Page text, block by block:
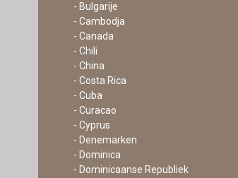
- Bulgarije
- Cambodja
- Canada
- Chili
- China
- Costa Rica
- Cuba
- Curacao
- Cyprus
- Denemarken
- Dominica
- Dominicaanse Republiek